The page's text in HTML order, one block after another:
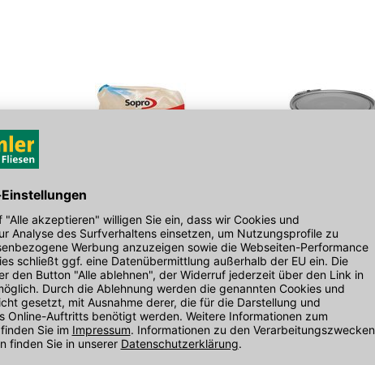
Sopro EpoxiEstrichKorn
25 kg Sack
Sopro BauHarz BH 869
5 kg/Eimer